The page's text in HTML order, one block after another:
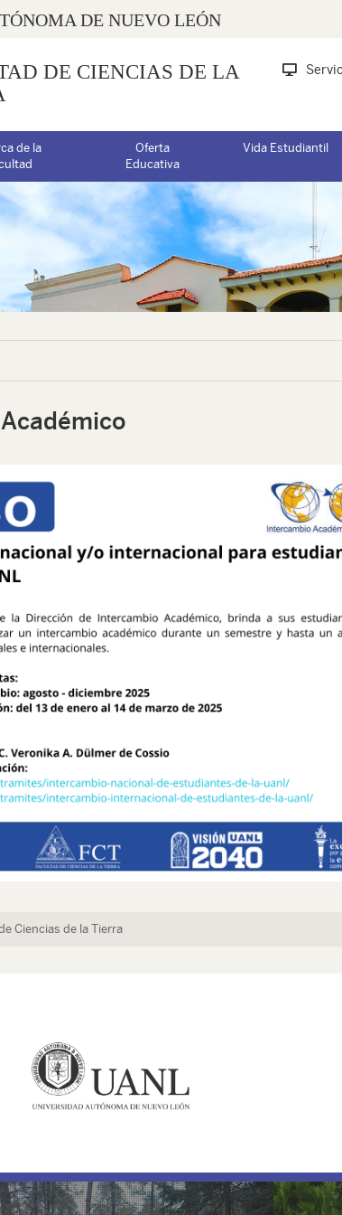
DE NUEVO LEÓN
DE CIENCIAS DE LA
de la
Oferta
Educativa
Vida Estudiantil
Ciencias de la Tierra